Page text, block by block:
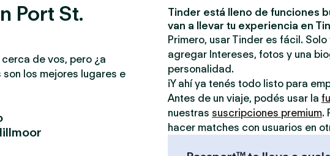
Port St.
de vos, pero ¿a
los mejores lugares e
Tinder está lleno de funciones
van a llevar tu experiencia en
Primero, usar Tinder es fácil.
agregar Intereses, fotos y una
personalidad.
¡Y ahí ya tenés todo listo para
Antes de un viaje, podés usar la
nuestras suscripciones premium.
hacer matches con usuarios en